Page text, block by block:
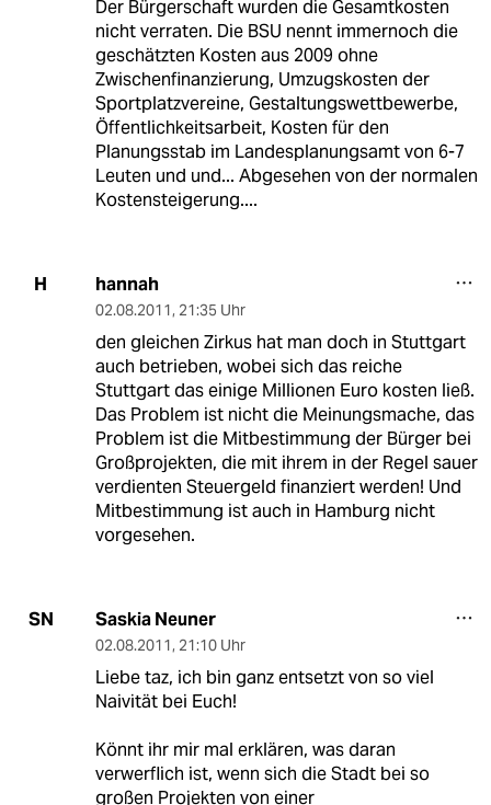
Der Bürgerschaft wurden die Gesamtkosten
nicht verraten. Die BSU nennt immernoch die
geschätzten Kosten aus 2009 ohne
Zwischenfinanzierung, Umzugskosten der
Sportplatzvereine, Gestaltungswettbewerbe,
Öffentlichkeitsarbeit, Kosten für den
Planungsstab im Landesplanungsamt von 6-7
Leuten und und... Abgesehen von der normalen
Kostensteigerung....
H hannah
02.08.2011, 21:35 Uhr
den gleichen Zirkus hat man doch in Stuttgart
auch betrieben, wobei sich das reiche
Stuttgart das einige Millionen Euro kosten ließ.
Das Problem ist nicht die Meinungsmache, das
Problem ist die Mitbestimmung der Bürger bei
Großprojekten, die mit ihrem in der Regel sauer
verdienten Steuergeld finanziert werden! Und
Mitbestimmung ist auch in Hamburg nicht
vorgesehen.
SN Saskia Neuner
02.08.2011, 21:10 Uhr
Liebe taz, ich bin ganz entsetzt von so viel
Naivität bei Euch!
Könnt ihr mir mal erklären, was daran
verwerflich ist, wenn sich die Stadt bei so
großen Projekten von einer